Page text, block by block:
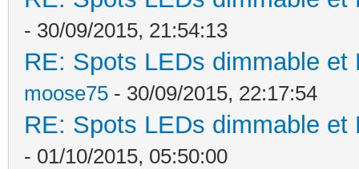
- 30/09/2015, 21:54:13
RE: Spots LEDs dimmable
moose75 - 30/09/2015, 22:17:54
RE: Spots LEDs dimmable
- 01/10/2015, 05:50:00